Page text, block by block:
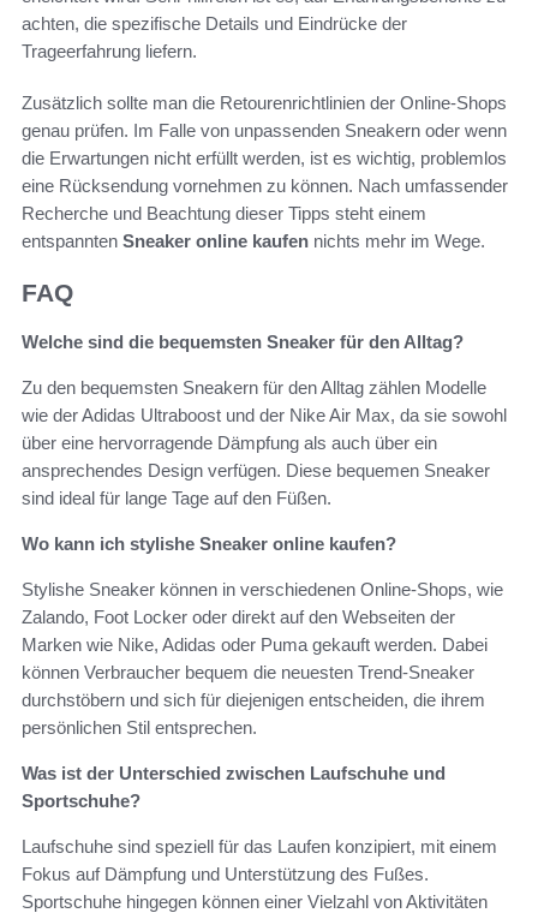
achten, die spezifische Details und Eindrücke der
Trageerfahrung liefern.
Zusätzlich sollte man die Retourenrichtlinien der Online-Shops
genau prüfen. Im Falle von unpassenden Sneakern oder wenn
die Erwartungen nicht erfüllt werden, ist es wichtig, problemlos
eine Rücksendung vornehmen zu können. Nach umfassender
Recherche und Beachtung dieser Tipps steht einem
entspannten Sneaker online kaufen nichts mehr im Wege.
FAQ
Welche sind die bequemsten Sneaker für den Alltag?
Zu den bequemsten Sneakern für den Alltag zählen Modelle
wie der Adidas Ultraboost und der Nike Air Max, da sie sowohl
über eine hervorragende Dämpfung als auch über ein
ansprechendes Design verfügen. Diese bequemen Sneaker
sind ideal für lange Tage auf den Füßen.
Wo kann ich stylishe Sneaker online kaufen?
Stylishe Sneaker können in verschiedenen Online-Shops, wie
Zalando, Foot Locker oder direkt auf den Webseiten der
Marken wie Nike, Adidas oder Puma gekauft werden. Dabei
können Verbraucher bequem die neuesten Trend-Sneaker
durchstöbern und sich für diejenigen entscheiden, die ihrem
persönlichen Stil entsprechen.
Was ist der Unterschied zwischen Laufschuhe und
Sportschuhe?
Laufschuhe sind speziell für das Laufen konzipiert, mit einem
Fokus auf Dämpfung und Unterstützung des Fußes.
Sportschuhe hingegen können einer Vielzahl von Aktivitäten